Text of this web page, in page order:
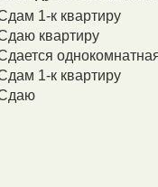
1-к квартиру
квартиру
1-к квартиру